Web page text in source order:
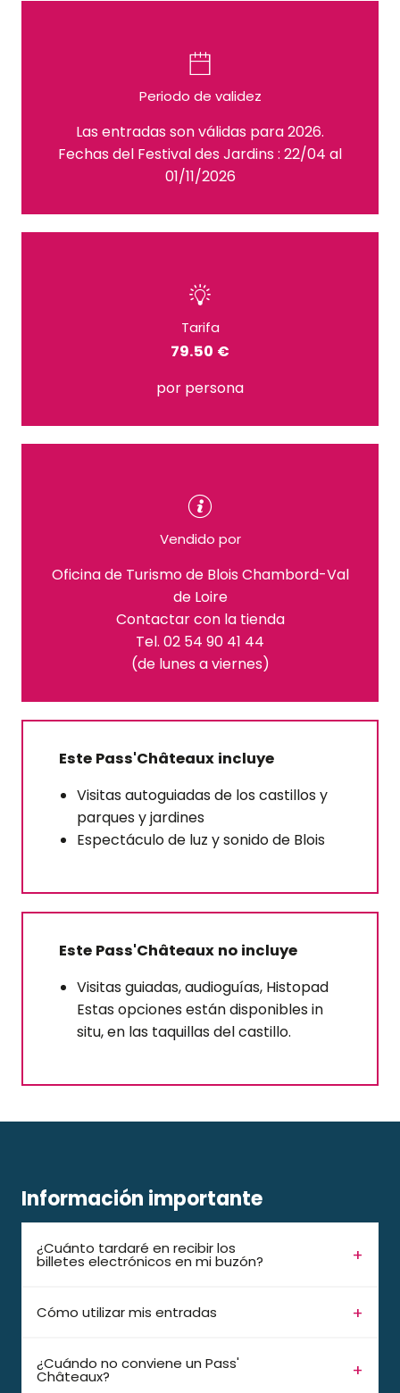
Periodo de validez
Las entradas son válidas para 2026.
Fechas del Festival des Jardins : 22/04 al
01/11/2026
Tarifa
79.50 €
por persona
Vendido por
Oficina de Turismo de Blois Chambord-Val
de Loire
Contactar con la tienda
Tel. 02 54 90 41 44
(de lunes a viernes)
Este Pass'Châteaux incluye
Visitas autoguiadas de los castillos y
parques y jardines
Espectáculo de luz y sonido de Blois
Este Pass'Châteaux no incluye
Visitas guiadas, audioguías, Histopad
Estas opciones están disponibles in
situ, en las taquillas del castillo.
Información importante
¿Cuánto tardaré en recibir los
billetes electrónicos en mi buzón?
Cómo utilizar mis entradas
¿Cuándo no conviene un Pass'
Châteaux?